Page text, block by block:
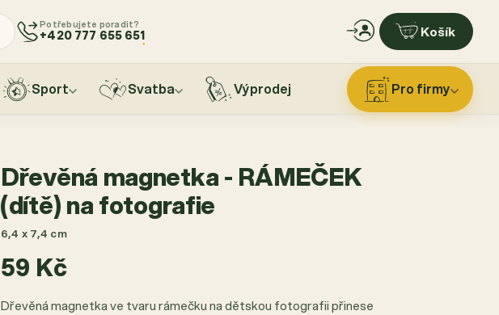
Potřebujete poradit?
+420 777 655 651 Košík
Sport Svatba Výprodej Pro firmy
Dřevěná magnetka - RÁMEČEK
(dítě) na fotografie
6,4 x 7,4 cm
59 Kč
Dřevěná magnetka ve tvaru rámečku na dětskou fotografii přinese